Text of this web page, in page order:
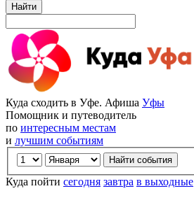
Найти
Куда сходить в Уфе. Афиша Уфы
Помощник и путеводитель
по интересным местам
и лучшим событиям
Куда пойти сегодня завтра в выходные